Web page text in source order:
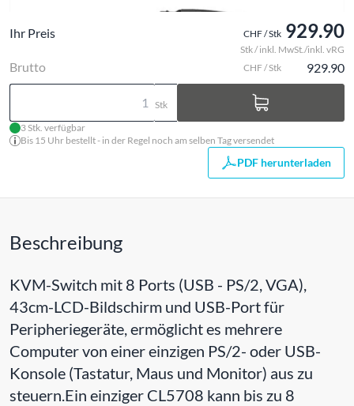
Ihr Preis CHF / Stk 929.90
Stk / inkl. MwSt./inkl. vRG
Brutto CHF / Stk 929.90
Stk
3 Stk. verfügbar
Bis 15 Uhr bestellt - in der Regel noch am selben Tag versendet
PDF herunterladen
Beschreibung
KVM-Switch mit 8 Ports (USB - PS/2, VGA),
43cm-LCD-Bildschirm und USB-Port für
Peripheriegeräte, ermöglicht es mehrere
Computer von einer einzigen PS/2- oder USB-
Konsole (Tastatur, Maus und Monitor) aus zu
steuern.Ein einziger CL5708 kann bis zu 8